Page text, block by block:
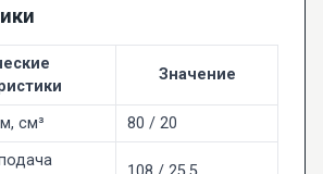
Значение
см³
80 / 20